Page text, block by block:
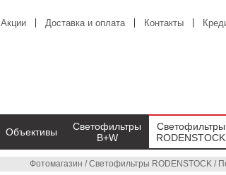
Фотомагазин /Светофильтры RODENSTOCK /
Акции Доставка и оплата Контакты
Объективы
Светофильтры
B+W
Светофильтры
RODENSTOCK